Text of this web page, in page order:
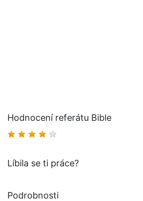
Hodnocení referátu Bible
Líbila se ti práce?
Podrobnosti